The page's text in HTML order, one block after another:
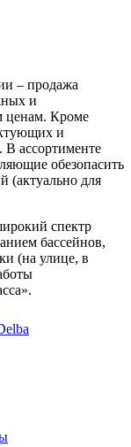
– продажа
и
ценам. Кроме
и
В ассортименте
обезопасить
(актуально для
спектр
бассейнов,
(на улице, в